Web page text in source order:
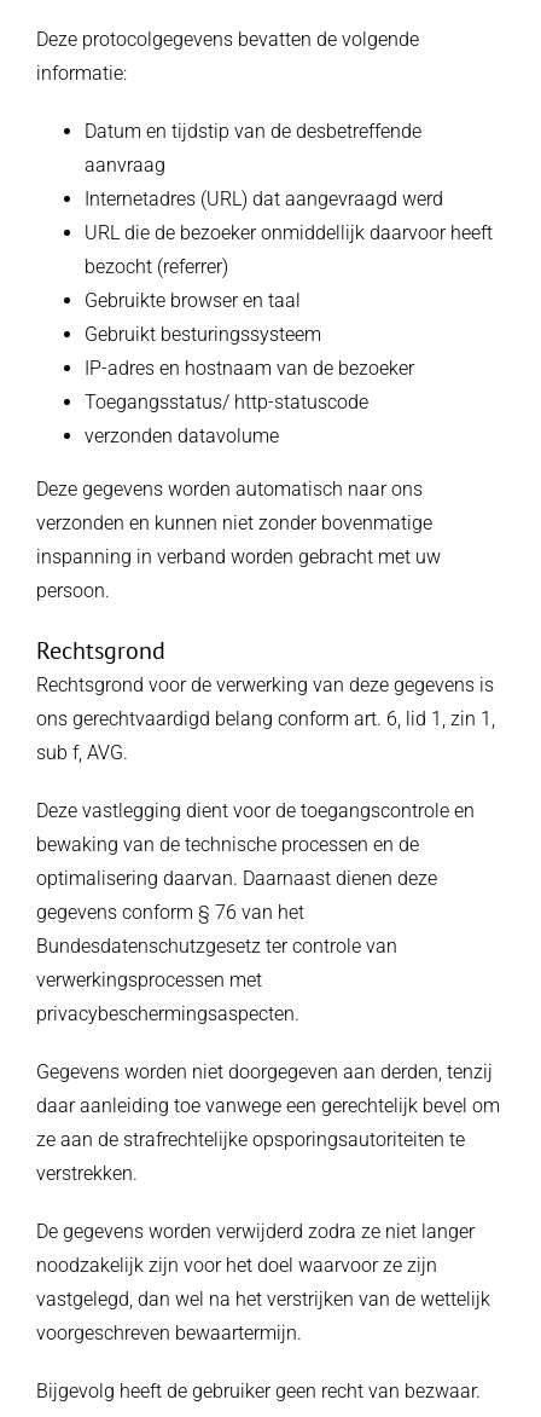
Deze protocolgegevens bevatten de volgende
informatie:
Datum en tijdstip van de desbetreffende
aanvraag
Internetadres (URL) dat aangevraagd werd
URL die de bezoeker onmiddellijk daarvoor heeft
bezocht (referrer)
Gebruikte browser en taal
Gebruikt besturingssysteem
IP-adres en hostnaam van de bezoeker
Toegangsstatus/ http-statuscode
verzonden datavolume
Deze gegevens worden automatisch naar ons
verzonden en kunnen niet zonder bovenmatige
inspanning in verband worden gebracht met uw
persoon.
Rechtsgrond
Rechtsgrond voor de verwerking van deze gegevens is
ons gerechtvaardigd belang conform art. 6, lid 1, zin 1,
sub f, AVG.
Deze vastlegging dient voor de toegangscontrole en
bewaking van de technische processen en de
optimalisering daarvan. Daarnaast dienen deze
gegevens conform § 76 van het
Bundesdatenschutzgesetz ter controle van
verwerkingsprocessen met
privacybeschermingsaspecten.
Gegevens worden niet doorgegeven aan derden, tenzij
daar aanleiding toe vanwege een gerechtelijk bevel om
ze aan de strafrechtelijke opsporingsautoriteiten te
verstrekken.
De gegevens worden verwijderd zodra ze niet langer
noodzakelijk zijn voor het doel waarvoor ze zijn
vastgelegd, dan wel na het verstrijken van de wettelijk
voorgeschreven bewaartermijn.
Bijgevolg heeft de gebruiker geen recht van bezwaar.